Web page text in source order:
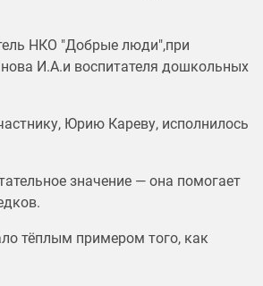
НКО "Добрые люди",при
И.А.и воспитателя дошкольных
Юрию Кареву, исполнилось
значение — она помогает
тёплым примером того, как